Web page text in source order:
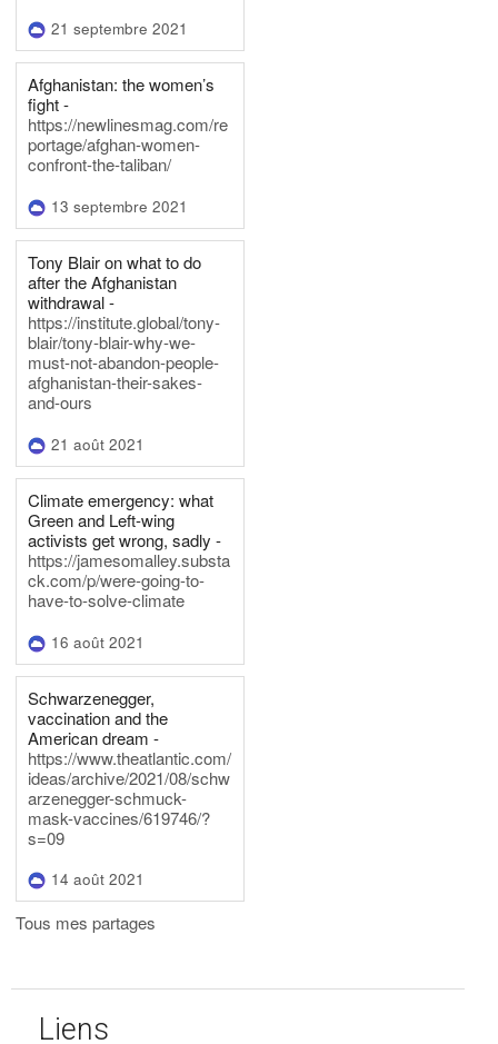
21 septembre 2021
Afghanistan: the women’s
fight -
https://newlinesmag.com/re
portage/afghan-women-
confront-the-taliban/
13 septembre 2021
Tony Blair on what to do
after the Afghanistan
withdrawal -
https://institute.global/tony-
blair/tony-blair-why-we-
must-not-abandon-people-
afghanistan-their-sakes-
and-ours
21 août 2021
Climate emergency: what
Green and Left-wing
activists get wrong, sadly -
https://jamesomalley.substa
ck.com/p/were-going-to-
have-to-solve-climate
16 août 2021
Schwarzenegger,
vaccination and the
American dream -
https://www.theatlantic.com/
ideas/archive/2021/08/schw
arzenegger-schmuck-
mask-vaccines/619746/?
s=09
14 août 2021
Tous mes partages
Liens